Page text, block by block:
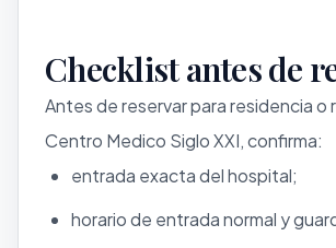
Checklist antes de
Antes de reservar para residencia o
Centro Medico Siglo XXI, confirma:
entrada exacta del hospital;
horario de entrada normal y